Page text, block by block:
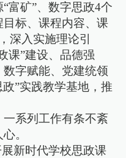
富矿”、数字思政4个
标、课程内容、课
深入实施理论引
课”建设、品德强
字赋能、党建统领
”实践教学基地，推
系列工作有条不紊
。
新时代学校思政课